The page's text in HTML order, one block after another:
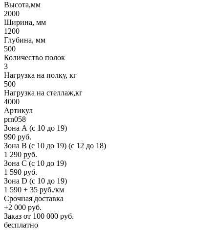
Высота,мм
2000
Ширина, мм
1200
Глубина, мм
500
Количество полок
3
Нагрузка на полку, кг
500
Нагрузка на стеллаж,кг
4000
Артикул
prn058
Зона А (c 10 до 19)
990 руб.
Зона B (c 10 до 19) (c 12 до 18)
1 290 руб.
Зона C (c 10 до 19)
1 590 руб.
Зона D (c 10 до 19)
1 590 + 35 руб./км
Срочная доставка
+2 000 руб.
Заказ от 100 000 руб.
бесплатно